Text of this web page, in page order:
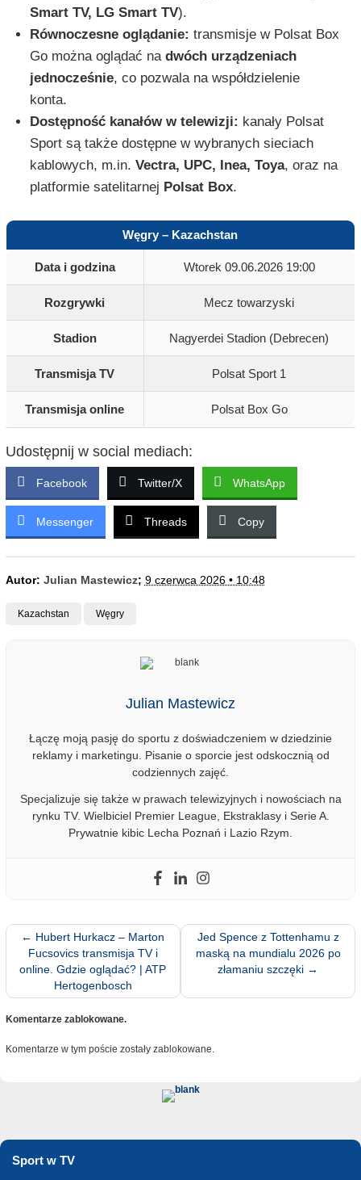
Smart TV, LG Smart TV).
Równoczesne oglądanie: transmisje w Polsat Box
Go można oglądać na dwóch urządzeniach
jednocześnie, co pozwala na współdzielenie
konta.
Dostępność kanałów w telewizji: kanały Polsat
Sport są także dostępne w wybranych sieciach
kablowych, m.in. Vectra, UPC, Inea, Toya, oraz na
platformie satelitarnej Polsat Box.
Węgry – Kazachstan
Data i godzina Wtorek 09.06.2026 19:00
Rozgrywki Mecz towarzyski
Stadion Nagyerdei Stadion (Debrecen)
Transmisja TV Polsat Sport 1
Transmisja online Polsat Box Go
Udostępnij w social mediach:
Facebook Twitter/X WhatsApp
Messenger Threads Copy
Autor: Julian Mastewicz; 9 czerwca 2026 • 10:48
Kazachstan Węgry
Julian Mastewicz
Łączę moją pasję do sportu z doświadczeniem w dziedzinie
reklamy i marketingu. Pisanie o sporcie jest odskocznią od
codziennych zajęć.
Specjalizuje się także w prawach telewizyjnych i nowościach na
rynku TV. Wielbiciel Premier League, Ekstraklasy i Serie A.
Prywatnie kibic Lecha Poznań i Lazio Rzym.
← Hubert Hurkacz – Marton
Fucsovics transmisja TV i
online. Gdzie oglądać? | ATP
Hertogenbosch
Jed Spence z Tottenhamu z
maską na mundialu 2026 po
złamaniu szczęki →
Komentarze zablokowane.
Komentarze w tym poście zostały zablokowane.
Sport w TV